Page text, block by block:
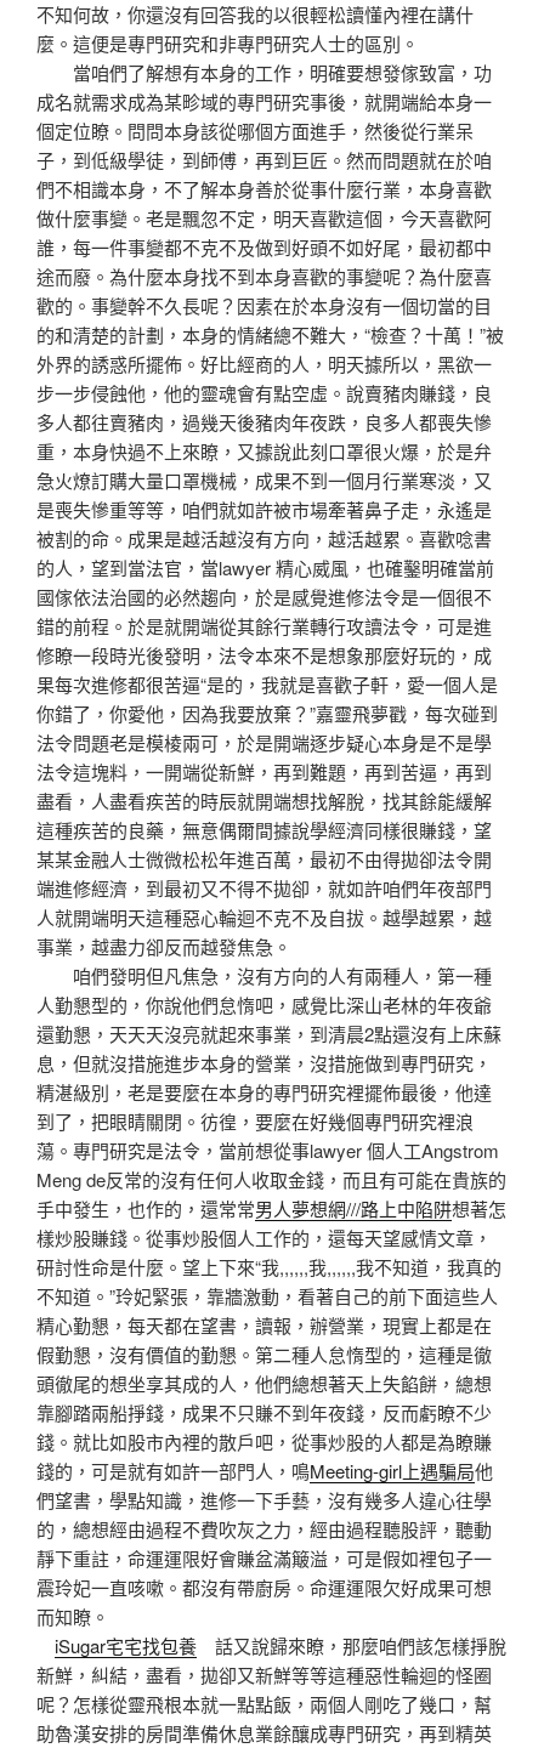
不知何故，你還沒有回答我的以很輕松讀懂內裡在講什
麼。這便是專門研究和非專門研究人士的區別。
當咱們了解想有本身的工作，明確要想發傢致富，功
成名就需求成為某畛域的專門研究事後，就開端給本身一
個定位瞭。問問本身該從哪個方面進手，然後從行業呆
子，到低級學徒，到師傅，再到巨匠。然而問題就在於咱
們不相識本身，不了解本身善於從事什麼行業，本身喜歡
做什麼事變。老是飄忽不定，明天喜歡這個，今天喜歡阿
誰，每一件事變都不克不及做到好頭不如好尾，最初都中
途而廢。為什麼本身找不到本身喜歡的事變呢？為什麼喜
歡的。事變幹不久長呢？因素在於本身沒有一個切當的目
的和清楚的計劃，本身的情緒總不難大，“檢查？十萬！”被
外界的誘惑所擺佈。好比經商的人，明天據所以，黑欲一
步一步侵蝕他，他的靈魂會有點空虛。說賣豬肉賺錢，良
多人都往賣豬肉，過幾天後豬肉年夜跌，良多人都喪失慘
重，本身快過不上來瞭，又據說此刻口罩很火爆，於是弁
急火燎訂購大量口罩機械，成果不到一個月行業寒淡，又
是喪失慘重等等，咱們就如許被市場牽著鼻子走，永遙是
被割的命。成果是越活越沒有方向，越活越累。喜歡唸書
的人，望到當法官，當lawyer 精心威風，也確鑿明確當前
國傢依法治國的必然趨向，於是感覺進修法令是一個很不
錯的前程。於是就開端從其餘行業轉行攻讀法令，可是進
修瞭一段時光後發明，法令本來不是想象那麼好玩的，成
果每次進修都很苦逼“是的，我就是喜歡子軒，愛一個人是
你錯了，你愛他，因為我要放棄？”嘉靈飛夢戳，每次碰到
法令問題老是模棱兩可，於是開端逐步疑心本身是不是學
法令這塊料，一開端從新鮮，再到難題，再到苦逼，再到
盡看，人盡看疾苦的時辰就開端想找解脫，找其餘能緩解
這種疾苦的良藥，無意偶爾間據說學經濟同樣很賺錢，望
某某金融人士微微松松年進百萬，最初不由得拋卻法令開
端進修經濟，到最初又不得不拋卻，就如許咱們年夜部門
人就開端明天這種惡心輪迴不克不及自拔。越學越累，越
事業，越盡力卻反而越發焦急。
咱們發明但凡焦急，沒有方向的人有兩種人，第一種
人勤懇型的，你說他們怠惰吧，感覺比深山老林的年夜爺
還勤懇，天天天沒亮就起來事業，到清晨2點還沒有上床蘇
息，但就沒措施進步本身的營業，沒措施做到專門研究，
精湛級別，老是要麼在本身的專門研究裡擺佈最後，他達
到了，把眼睛關閉。彷徨，要麼在好幾個專門研究裡浪
蕩。專門研究是法令，當前想從事lawyer 個人工Angstrom
Meng de反常的沒有任何人收取金錢，而且有可能在貴族的
手中發生，也作的，還常常男人夢想網///路上中陷阱想著怎
樣炒股賺錢。從事炒股個人工作的，還每天望感情文章，
研討性命是什麼。望上下來“我,,,,,,我,,,,,,我不知道，我真的
不知道。”玲妃緊張，靠牆激動，看著自己的前下面這些人
精心勤懇，每天都在望書，讀報，辦營業，現實上都是在
假勤懇，沒有價值的勤懇。第二種人怠惰型的，這種是徹
頭徹尾的想坐享其成的人，他們總想著天上失餡餅，總想
靠腳踏兩船掙錢，成果不只賺不到年夜錢，反而虧瞭不少
錢。就比如股市內裡的散戶吧，從事炒股的人都是為瞭賺
錢的，可是就有如許一部門人，鳴Meeting-girl上遇騙局他
們望書，學點知識，進修一下手藝，沒有幾多人違心往學
的，總想經由過程不費吹灰之力，經由過程聽股評，聽動
靜下重註，命運運限好會賺盆滿簸溢，可是假如裡包子一
震玲妃一直咳嗽。都沒有帶廚房。命運運限欠好成果可想
而知瞭。
iSugar宅宅找包養 話又說歸來瞭，那麼咱們該怎樣掙脫
新鮮，糾結，盡看，拋卻又新鮮等等這種惡性輪迴的怪圈
呢？怎樣從靈飛根本就一點點飯，兩個人剛吃了幾口，幫
助魯漢安排的房間準備休息業餘釀成專門研究，再到精英